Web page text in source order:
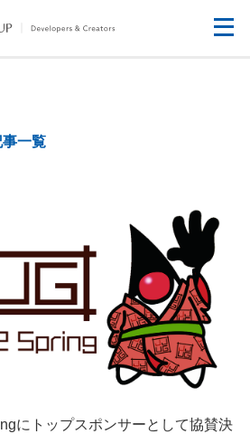
一覧
にトップスポンサーとして協賛決